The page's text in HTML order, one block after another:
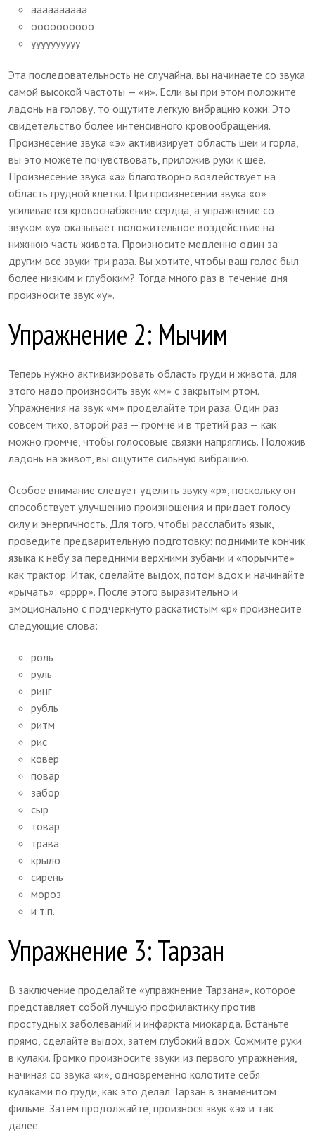
аааааааааа
оооооооооо
уууууууууу
Эта последовательность не случайна, вы начинаете со звука
самой высокой частоты — «и». Если вы при этом положите
ладонь на голову, то ощутите легкую вибрацию кожи. Это
свидетельство более интенсивного кровообращения.
Произнесение звука «э» активизирует область шеи и горла,
вы это можете почувствовать, приложив руки к шее.
Произнесение звука «а» благотворно воздействует на
область грудной клетки. При произнесении звука «о»
усиливается кровоснабжение сердца, а упражнение со
звуком «у» оказывает положительное воздействие на
нижнюю часть живота. Произносите медленно один за
другим все звуки три раза. Вы хотите, чтобы ваш голос был
более низким и глубоким? Тогда много раз в течение дня
произносите звук «у».
Упражнение 2: Мычим
Теперь нужно активизировать область груди и живота, для
этого надо произносить звук «м» с закрытым ртом.
Упражнения на звук «м» проделайте три раза. Один раз
совсем тихо, второй раз — громче и в третий раз — как
можно громче, чтобы голосовые связки напряглись. Положив
ладонь на живот, вы ощутите сильную вибрацию.
Особое внимание следует уделить звуку «р», поскольку он
способствует улучшению произношения и придает голосу
силу и энергичность. Для того, чтобы расслабить язык,
проведите предварительную подготовку: поднимите кончик
языка к небу за передними верхними зубами и «порычите»
как трактор. Итак, сделайте выдох, потом вдох и начинайте
«рычать»: «рррр». После этого выразительно и
эмоционально с подчеркнуто раскатистым «р» произнесите
следующие слова:
роль
руль
ринг
рубль
ритм
рис
ковер
повар
забор
сыр
товар
трава
крыло
сирень
мороз
и т.п.
Упражнение 3: Тарзан
В заключение проделайте «упражнение Тарзана», которое
представляет собой лучшую профилактику против
простудных заболеваний и инфаркта миокарда. Встаньте
прямо, сделайте выдох, затем глубокий вдох. Сожмите руки
в кулаки. Громко произносите звуки из первого упражнения,
начиная со звука «и», одновременно колотите себя
кулаками по груди, как это делал Тарзан в знаменитом
фильме. Затем продолжайте, произнося звук «э» и так
далее.